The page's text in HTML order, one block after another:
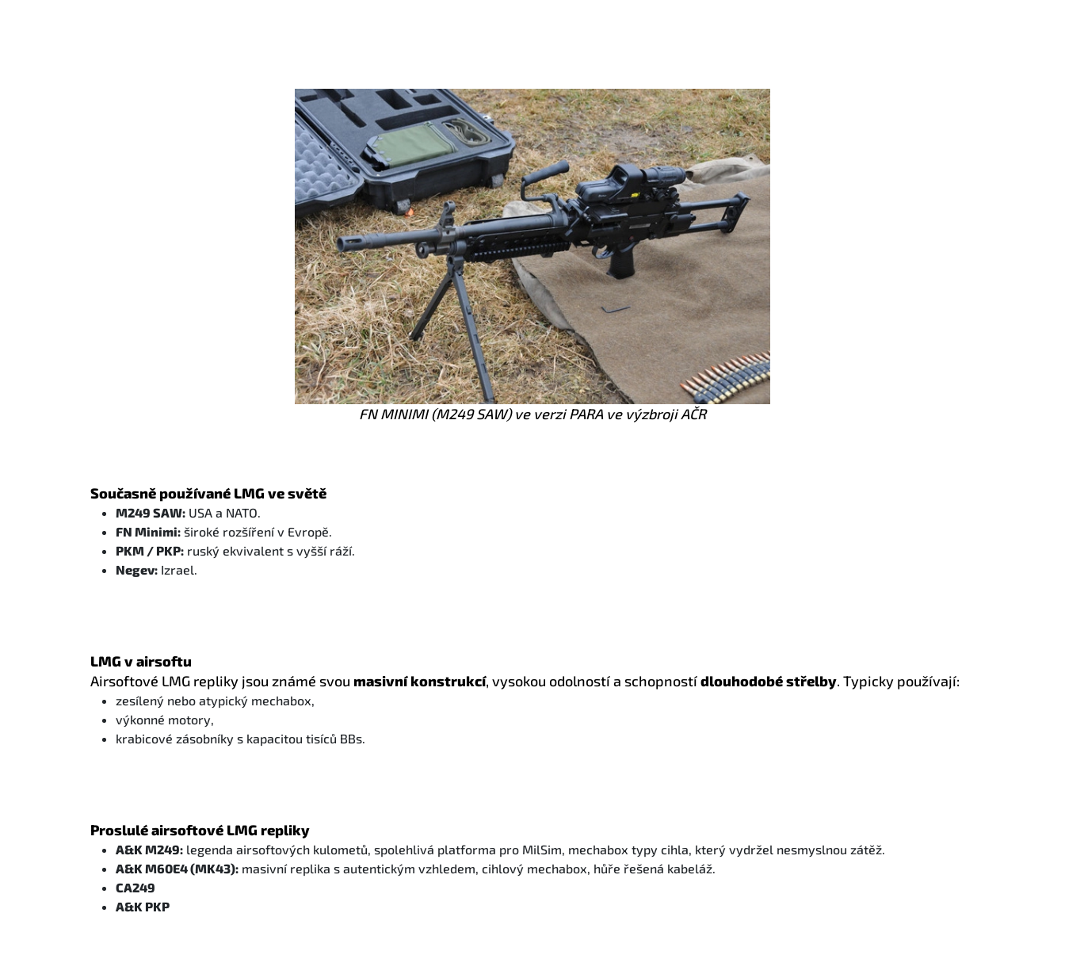
FN MINIMI (M249 SAW) ve verzi PARA ve výzbroji AČR
Současně používané LMG ve světě
M249 SAW: USA a NATO.
FN Minimi: široké rozšíření v Evropě.
PKM / PKP: ruský ekvivalent s vyšší ráží.
Negev: Izrael.
LMG v airsoftu
Airsoftové LMG repliky jsou známé svou masivní konstrukcí, vysokou odolností a schopnostídlouhodobé střelby. Typicky používají:
zesílený nebo atypický mechabox,
výkonné motory,
krabicové zásobníky s kapacitou tisíců BBs.
Proslulé airsoftové LMG repliky
A&K M249: legenda airsoftových kulometů, spolehlivá platforma pro MilSim, mechabox typy cihla, který vydržel nesmyslnou zátěž.
A&K M60E4 (MK43): masivní replika s autentickým vzhledem, cihlový mechabox, hůře řešená kabeláž.
CA249
A&K PKP